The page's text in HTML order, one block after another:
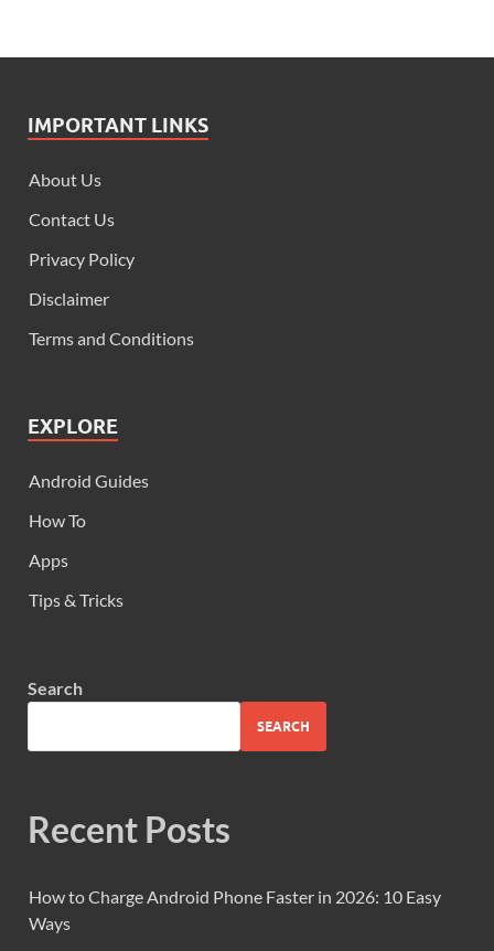
IMPORTANT LINKS
About Us
Contact Us
Privacy Policy
Disclaimer
Terms and Conditions
EXPLORE
Android Guides
How To
Apps
Tips & Tricks
Search
SEARCH
Recent Posts
How to Charge Android Phone Faster in 2026: 10 Easy
Ways